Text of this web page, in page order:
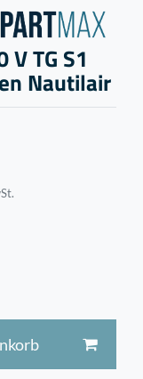
TG S1
Nautilair